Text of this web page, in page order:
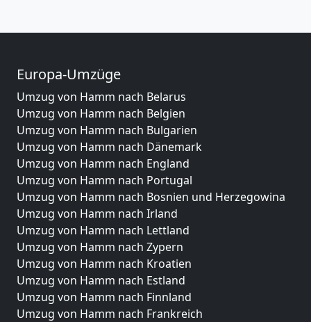
Europa-Umzüge
Umzug von Hamm nach Belarus
Umzug von Hamm nach Belgien
Umzug von Hamm nach Bulgarien
Umzug von Hamm nach Dänemark
Umzug von Hamm nach England
Umzug von Hamm nach Portugal
Umzug von Hamm nach Bosnien und Herzegowina
Umzug von Hamm nach Irland
Umzug von Hamm nach Lettland
Umzug von Hamm nach Zypern
Umzug von Hamm nach Kroatien
Umzug von Hamm nach Estland
Umzug von Hamm nach Finnland
Umzug von Hamm nach Frankreich